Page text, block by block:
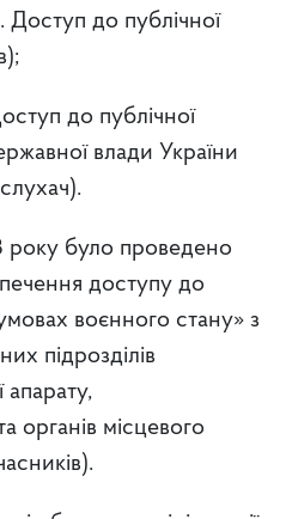
до публічної
до публічної
влади України
року було проведено
доступу до
воєнного стану» з
підрозділів
апарату,
органів місцевого